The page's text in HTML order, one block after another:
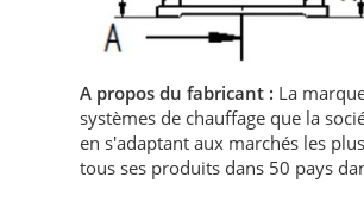
A propos du fabricant : La
systèmes de chauffage que la
en s'adaptant aux marchés les
tous ses produits dans 50 pays